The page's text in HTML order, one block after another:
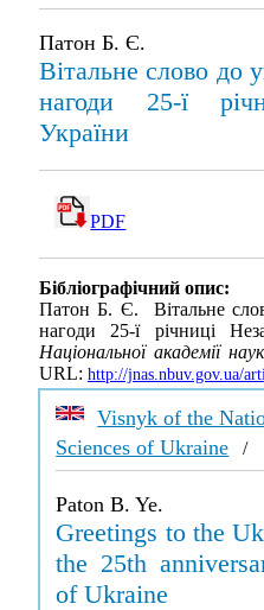
Патон Б. Є.
Вітальне слово до
нагоди 25-ї
України
PDF
Бібліографічний опис:
Патон Б. Є. Вітальне
нагоди 25-ї річниці
Національної академії
URL: http://jnas.nbuv.gov.ua/
Visnyk of the
Sciences of Ukraine /
Paton B. Ye.
Greetings to the
the 25th
of Ukraine